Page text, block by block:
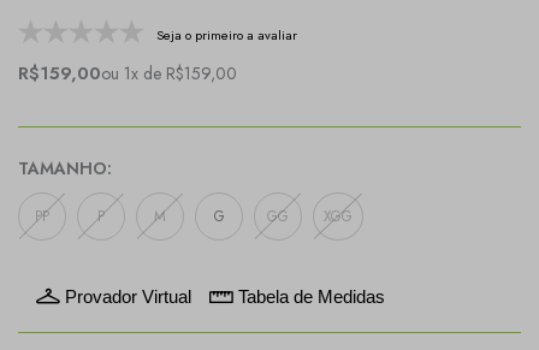
Seja o primeiro a avaliar
R$159,00ou 1x de R$159,00
TAMANHO:
PP P M G GG XGG
Provador Virtual Tabela de Medidas